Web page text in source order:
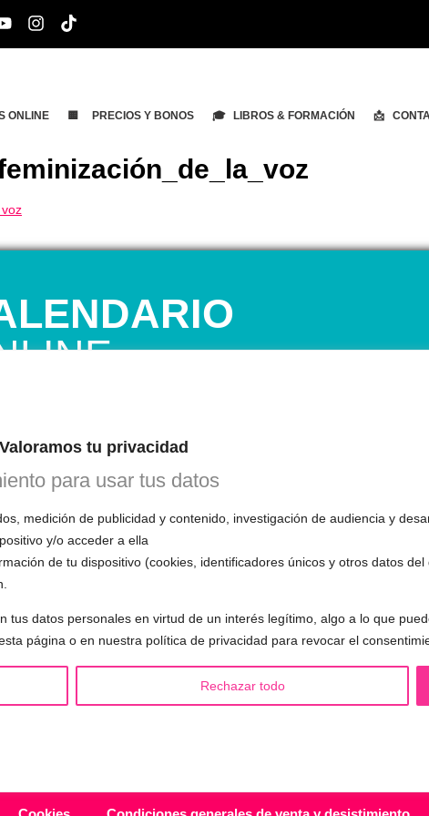
tu privacidad
para usar tus datos
medición de publicidad y contenido, investigación de audiencia y
y/o acceder a ella
de tu dispositivo (cookies, identificadores únicos y otros datos
tus datos personales en virtud de un interés legítimo, algo a lo que
página o en nuestra política de privacidad para revocar el
Rechazar todo
ONLINE 🟨 PRECIOS Y BONOS 🎓 LIBROS & FORMACIÓN 📩
cómo funciona el entrenamiento vocal y
a todas tus preguntas.
VOCES LGBTQIA+ 🏳️‍🌈
▪️ Feminización de la voz
▪️ Masculinización de la voz
▪️ Dualización de la voz
▪️ Caracterización de la
▪️ Modificación del acento
🟥 CIRUGÍA: Glotoplastia